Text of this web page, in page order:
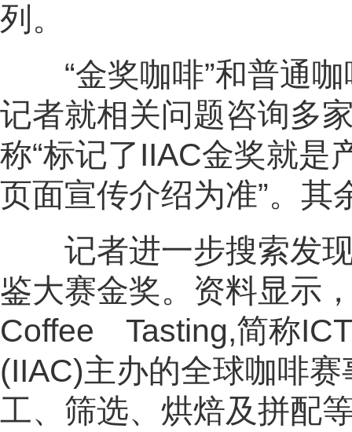
列。
“金奖咖啡”和普通咖
记者就相关问题咨询多
称“标记了IIAC金奖就是
页面宣传介绍为准”。
记者进一步搜索发现
鉴大赛金奖。资料显示
Coffee Tasting,简称
(IIAC)主办的全球咖啡
工、筛选、烘焙及拼配